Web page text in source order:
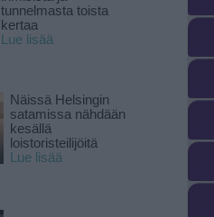
tunnelmasta toista
kertaa
Lue lisää
Näissä Helsingin
satamissa nähdään
kesällä
loistoristeilijöitä
Lue lisää